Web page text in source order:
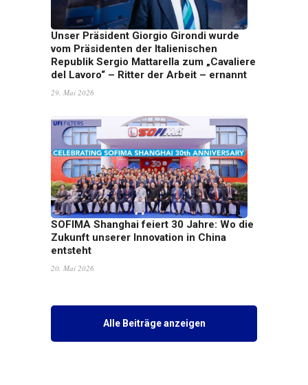
Unser Präsident Giorgio Girondi wurde
vom Präsidenten der Italienischen
Republik Sergio Mattarella zum „Cavaliere
del Lavoro“ – Ritter der Arbeit – ernannt
29. Mai 2026
SOFIMA Shanghai feiert 30 Jahre: Wo die
Zukunft unserer Innovation in China
entsteht
20. Mai 2026
Alle Beiträge anzeigen